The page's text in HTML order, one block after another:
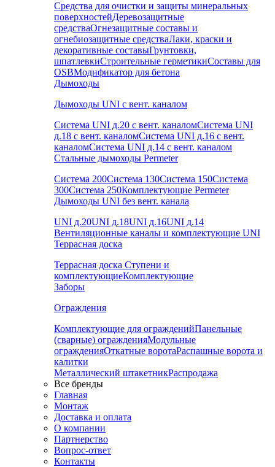
Средства для очистки и защиты минеральных
поверхностейДеревозащитные
средстваОгнезащитные составы и
огнебиозащитные средстваЛаки, краски и
декоративные составыГрунтовки,
шпатлевкиСтроительные герметикиСоставы для
OSBМодификатор для бетона
Дымоходы
Дымоходы UNI с вент. каналом
Система UNI д.20 с вент. каналомСистема UNI
д.18 с вент. каналомСистема UNI д.16 с вент.
каналомСистема UNI д.14 с вент. каналом
Стальные дымоходы Permeter
Система 200Система 130Система 150Система
300Система 250Комплектующие Permeter
Дымоходы UNI без вент. канала
UNI д.20UNI д.18UNI д.16UNI д.14
Вентиляционные каналы и комплектующие UNI
Террасная доска
Террасная доска Ступени и
комплектующиеКомплектующие
Заборы
Ограждения
Комплектующие для огражденийПанельные
(сварные) огражденияМодульные
огражденияОткатные воротаРаспашные ворота и
калитки
Металлический штакетникРаспродажа
Все бренды
Главная
Монтаж
Доставка и оплата
О компании
Партнерство
Вопрос-ответ
Контакты